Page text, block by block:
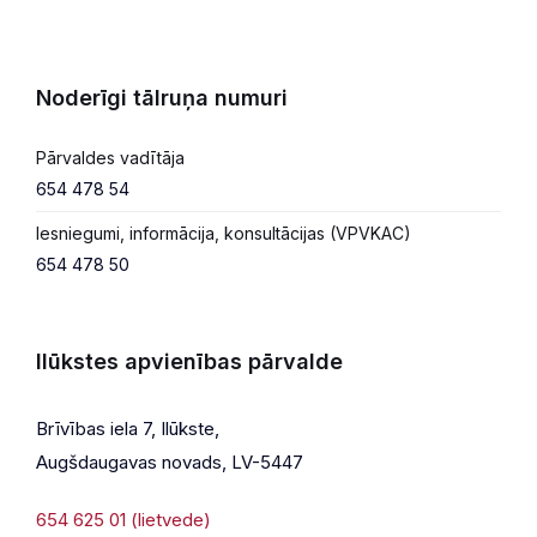
Noderīgi tālruņa numuri
Pārvaldes vadītāja
654 478 54
Iesniegumi, informācija, konsultācijas (VPVKAC)
654 478 50
Ilūkstes apvienības pārvalde
Brīvības iela 7, Ilūkste,
Augšdaugavas novads, LV-5447
654 625 01 (lietvede)